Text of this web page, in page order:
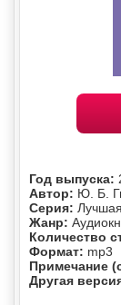
Год выпуска:
Автор: Ю. Б.
Серия:
Жанр:
Количество
Формат: mp3
Примечание
Другая